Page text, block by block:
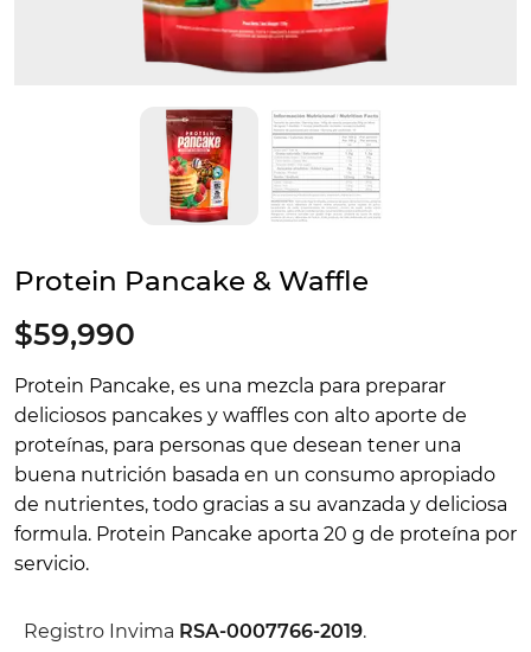
Protein Pancake & Waffle
$59,990
Protein Pancake, es una mezcla para preparar
deliciosos pancakes y waffles con alto aporte de
proteínas, para personas que desean tener una
buena nutrición basada en un consumo apropiado
de nutrientes, todo gracias a su avanzada y deliciosa
formula. Protein Pancake aporta 20 g de proteína por
servicio.
Registro Invima RSA-0007766-2019.